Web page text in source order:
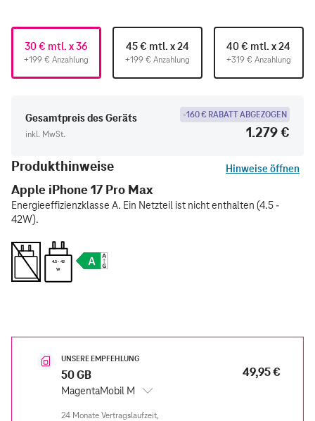
30 € mtl. x 36
+199 € Anzahlung
45 € mtl. x 24
+199 € Anzahlung
40 € mtl. x 24
+319 € Anzahlung
Gesamtpreis des Geräts
inkl. MwSt.
-160 € RABATT ABGEZOGEN
1.279 €
Produkthinweise
Hinweise öffnen
Apple iPhone 17 Pro Max
Energieeffizienzklasse A. Ein Netzteil ist nicht enthalten (4.5 -
42W).
4.5 - 42
W
UNSERE EMPFEHLUNG
50 GB
MagentaMobil M
49,95 €